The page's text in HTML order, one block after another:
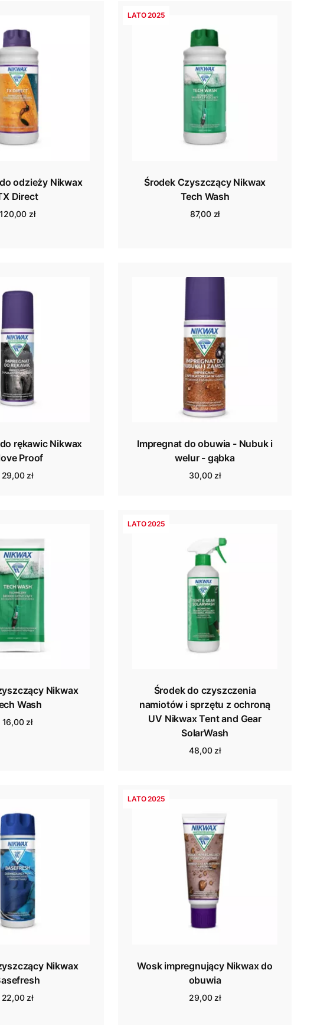
odzieży Nikwax
Direct
120,00 zł
LATO 2025
Środek Czyszczący Nikwax
Tech Wash
87,00 zł
rękawic Nikwax
Proof
29,00 zł
Impregnat do obuwia - Nubuk i
welur - gąbka
30,00 zł
Nikwax
Wash
16,00 zł
LATO 2025
Środek do czyszczenia
namiotów i sprzętu z ochroną
UV Nikwax Tent and Gear
SolarWash
48,00 zł
Nikwax
22,00 zł
LATO 2025
Wosk impregnujący Nikwax do
obuwia
29,00 zł